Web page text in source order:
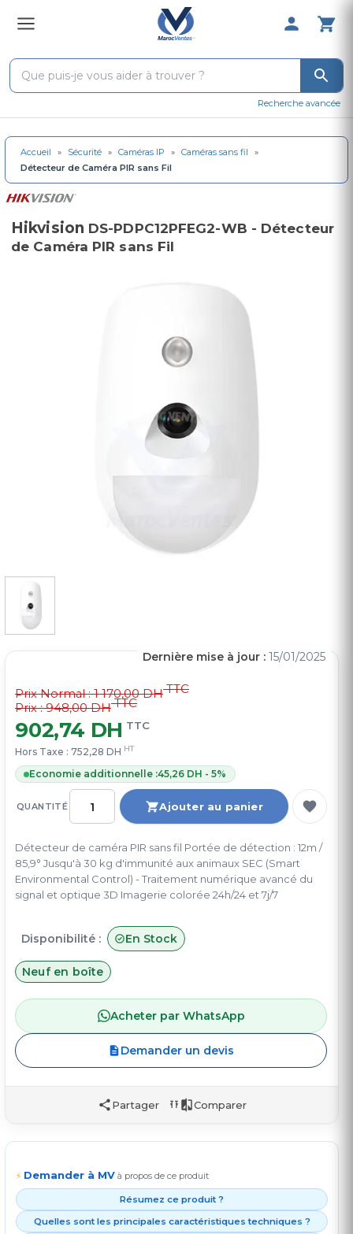
0 Produit
Recherche avancée
Accueil » Sécurité » Caméras IP » Caméras sans fil
»
Détecteur de Caméra PIR sans Fil
Hikvision DS-PDPC12PFEG2-WB - Détecteur
de Caméra PIR sans Fil
QUANTITÉ Ajouter au panier
Prix Normal :1 170,00 DHTTC
Prix : 948,00 DHTTC
902,74 DH TTC
Hors Taxe : 752,28 DH HT
Economie additionnelle :45,26 DH - 5%
Détecteur de caméra PIR sans fil Portée de détection : 12m /
85,9° Jusqu'à 30 kg d'immunité aux animaux SEC (Smart
Environmental Control) - Traitement numérique avancé du
signal et optique 3D Imagerie colorée 24h/24 et 7j/7
Disponibilité : En Stock
Dernière mise à jour : 15/01/2025
Neuf en boîte
Acheter par WhatsApp
Demander un devis
Partager Comparer
⚡ Demander à MV à propos de ce produit
Résumez ce produit ?
Quelles sont les principales caractéristiques techniques ?